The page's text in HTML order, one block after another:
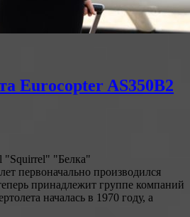
Eurocopter AS350B2
"Squirrel" "Белка"
первоначально производился
принадлежит группе компаний
началась в 1970 году, а